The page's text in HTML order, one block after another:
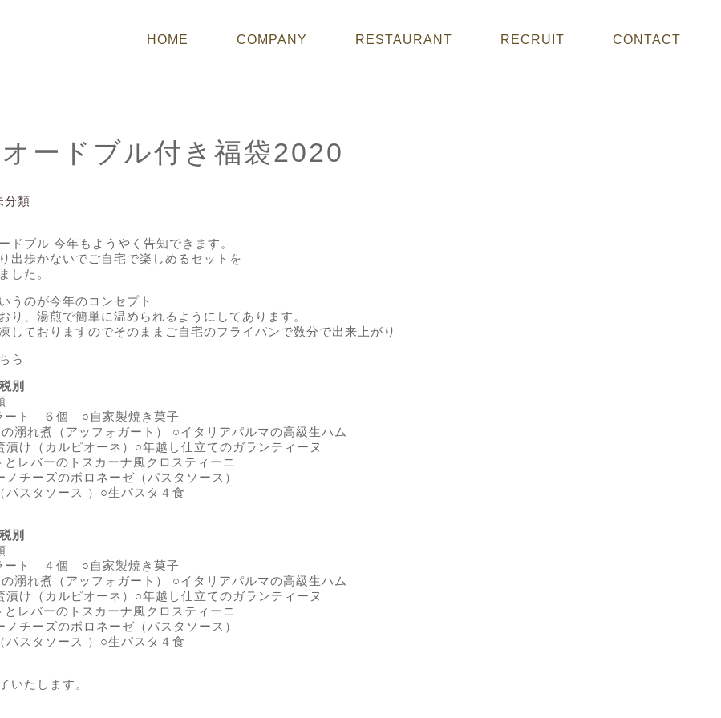
HOME COMPANY RESTAURANT RECRUIT CONTACT
ードブル付き福袋2020
分類
ドブル 今年もようやく告知できます。
出歩かないでご自宅で楽しめるセットを
した。
うのが今年のコンセプト
り、湯煎で簡単に温められるようにしてあります。
しておりますのでそのままご自宅のフライパンで数分で出来上がり
ら
別
ート ６個 ○自家製焼き菓子
溺れ煮（アッフォガート） ○イタリアパルマの高級生ハム
け（カルピオーネ）○年越し仕立てのガランティーヌ
レバーのトスカーナ風クロスティーニ
チーズのボロネーゼ（パスタソース）
スタソース ）○生パスタ４食
別
ート ４個 ○自家製焼き菓子
溺れ煮（アッフォガート） ○イタリアパルマの高級生ハム
け（カルピオーネ）○年越し仕立てのガランティーヌ
レバーのトスカーナ風クロスティーニ
チーズのボロネーゼ（パスタソース）
スタソース ）○生パスタ４食
いたします。